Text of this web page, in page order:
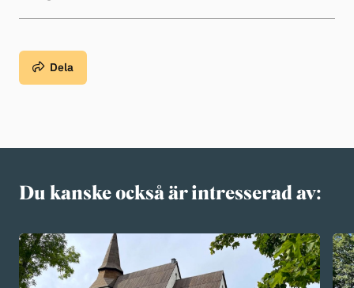
Dela
Du kanske också är intresserad av: